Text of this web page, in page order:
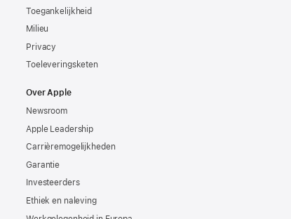
Toegankelijkheid
Milieu
Privacy
Toeleveringsketen
Over Apple
Newsroom
Apple Leadership
Carrièremogelijkheden
Garantie
Investeerders
Ethiek en naleving